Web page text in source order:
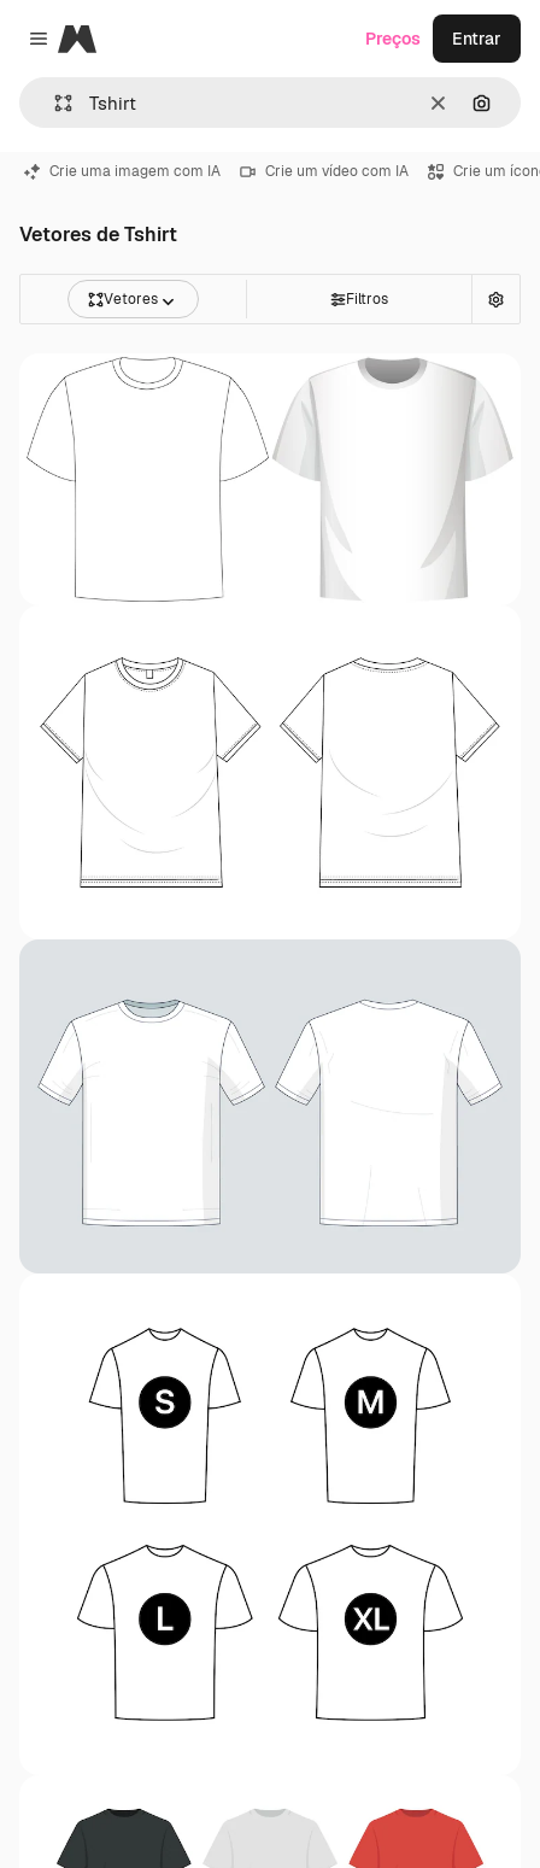
Close menu
Magnific
Limpar
Preços Entrar
Crie uma imagem com IA Crie um vídeo com IA Crie um
Vetores de Tshirt
Vetores Filtros